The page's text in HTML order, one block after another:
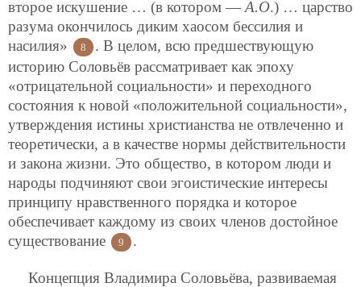
второе искушение … (в котором —А.О.) … царство
разума окончилось диким хаосом бессилия и
насилия»
8
. В целом, всю предшествующую
историю Соловьёв рассматривает как эпоху
«отрицательной социальности» и переходного
состояния к новой «положительной социальности»,
утверждения истины христианства не отвлеченно и
теоретически, а в качестве нормы действительности
и закона жизни. Это общество, в котором люди и
народы подчиняют свои эгоистические интересы
принципу нравственного порядка и которое
обеспечивает каждому из своих членов достойное
существование
9 .
Концепция Владимира Соловьёва, развиваемая